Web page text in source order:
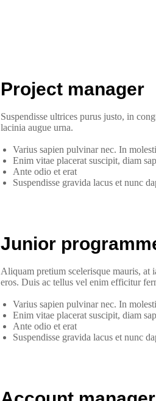
Project manager
Suspendisse ultrices purus justo, in
lacinia augue urna.
Varius sapien pulvinar nec. In
Enim vitae placerat suscipit, diam
Ante odio et erat
Suspendisse gravida lacus et nunc
Junior
Aliquam pretium scelerisque mauris,
eros. Duis ac tellus vel enim efficitur
Varius sapien pulvinar nec. In
Enim vitae placerat suscipit, diam
Ante odio et erat
Suspendisse gravida lacus et nunc